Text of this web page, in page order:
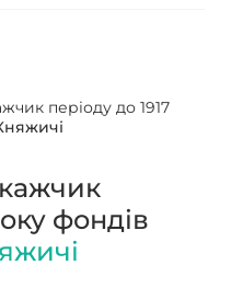
періоду до 1917
фондів